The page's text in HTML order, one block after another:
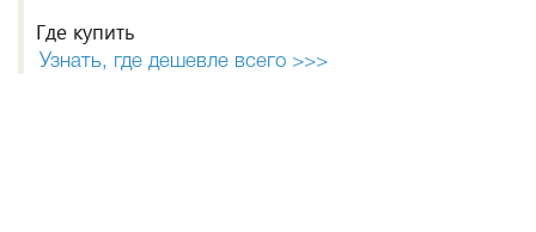
Где купить
Узнать, где дешевле всего >>>